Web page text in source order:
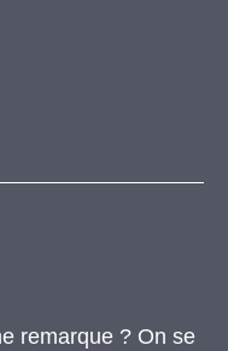
remarque ? On se